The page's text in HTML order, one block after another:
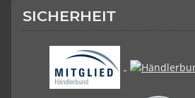
SICHERHEIT